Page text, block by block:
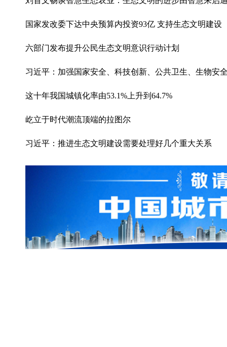
国家发改委下达中央预算内投资93亿 支持生态文明建设
六部门发布提升公民生态文明意识行动计划
习近平：加强国家安全、科技创新、公共卫生、生物安
这十年我国城镇化率由53.1%上升到64.7%
屹立于时代潮流顶端的拉图尔
习近平：推进生态文明建设需要处理好几个重大关系